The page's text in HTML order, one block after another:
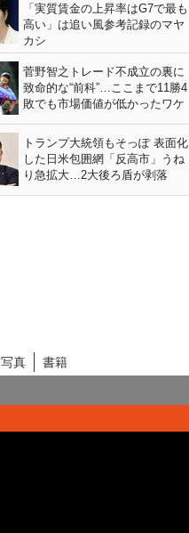
「実質賃金の上昇率はG7で最も
高い」は追い風参考記録のマヤ
カシ
菅野智之トレード不成立の裏に
致命的な“前科”…ここまで11勝4
敗でも市場価値が低かったワケ
トランプ大統領もそっぽ 表面化
した日米包囲網「反高市」うね
り急拡大…2大後ろ盾が剥落
写真
書籍